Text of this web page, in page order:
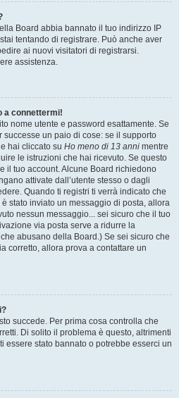
Board abbia bannato il tuo indirizzo IP
tentando di registrare. Può anche aver
ai nuovi visitatori di registrarsi.
assistenza.
a connettermi!
nome utente e password esattamente. Se
un paio di cose: se il supporto
hai cliccato su Ho meno di 13 anni mentre
le istruzioni che hai ricevuto. Se questo
il tuo account. Alcune Board richiedono
attivate dall’utente stesso o dagli
Quando ti registri ti verrà indicato che
stato inviato un messaggio di posta, allora
nessun messaggio... sei sicuro che il tuo
via posta serve a ridurre la
abusano della Board.) Se sei sicuro che
corretto, allora prova a contattare un
succede. Per prima cosa controlla che
Di solito il problema è questo, altrimenti
essere stato bannato o potrebbe esserci un